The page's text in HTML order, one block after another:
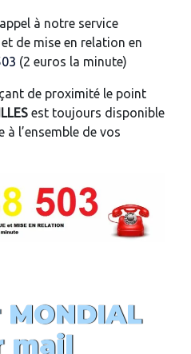
à notre service
de mise en relation en
(2 euros la minute)
de proximité le point
est toujours disponible
l’ensemble de vos
mail